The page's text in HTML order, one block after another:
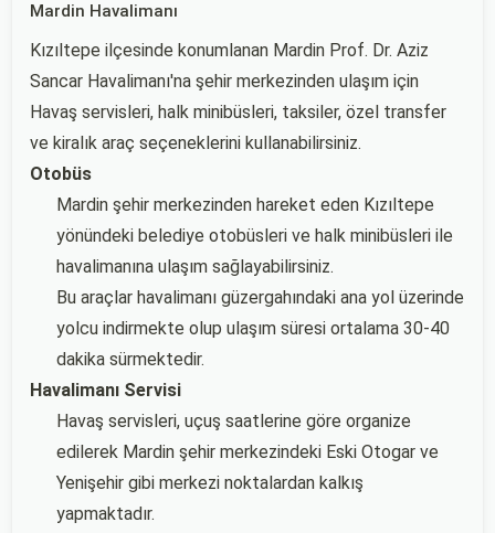
Mardin Havalimanı
Kızıltepe ilçesinde konumlanan Mardin Prof. Dr. Aziz
Sancar Havalimanı'na şehir merkezinden ulaşım için
Havaş servisleri, halk minibüsleri, taksiler, özel transfer
ve kiralık araç seçeneklerini kullanabilirsiniz.
Otobüs
Mardin şehir merkezinden hareket eden Kızıltepe
yönündeki belediye otobüsleri ve halk minibüsleri ile
havalimanına ulaşım sağlayabilirsiniz.
Bu araçlar havalimanı güzergahındaki ana yol üzerinde
yolcu indirmekte olup ulaşım süresi ortalama 30-40
dakika sürmektedir.
Havalimanı Servisi
Havaş servisleri, uçuş saatlerine göre organize
edilerek Mardin şehir merkezindeki Eski Otogar ve
Yenişehir gibi merkezi noktalardan kalkış
yapmaktadır.